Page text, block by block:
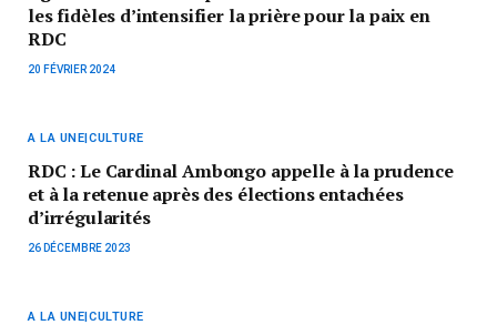
les fidèles d’intensifier la prière pour la paix en
RDC
20 FÉVRIER 2024
A LA UNE|CULTURE
RDC : Le Cardinal Ambongo appelle à la prudence
et à la retenue après des élections entachées
d’irrégularités
26 DÉCEMBRE 2023
A LA UNE|CULTURE